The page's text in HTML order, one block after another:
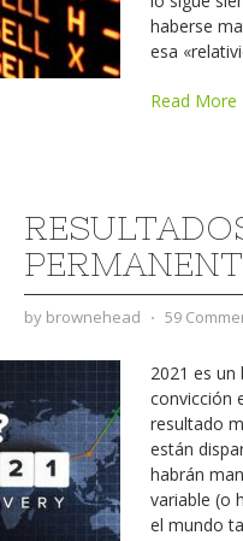
haberse
esa
Read
by brownehead ⋅ 59
2021 es
convicción
resultado
están
habrán
variable (o
el mundo